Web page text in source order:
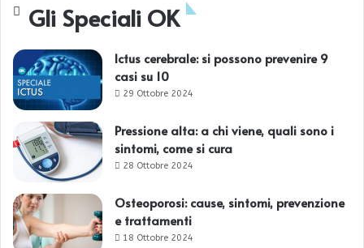
Gli Speciali OK
Ictus cerebrale: si possono prevenire 9
casi su 10
29 Ottobre 2024
Pressione alta: a chi viene, quali sono i
sintomi, come si cura
28 Ottobre 2024
Osteoporosi: cause, sintomi, prevenzione
e trattamenti
18 Ottobre 2024